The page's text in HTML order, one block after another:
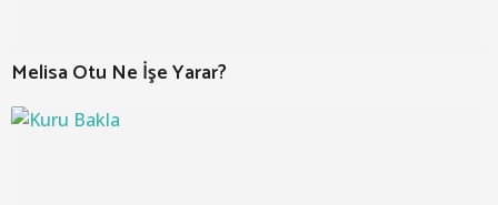
Melisa Otu Ne İşe Yarar?